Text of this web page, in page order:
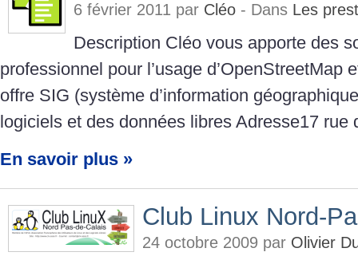
6 février 2011 par Cléo - Dans Les
Description Cléo vous apporte des
professionnel pour l’usage d’OpenStreetMap
offre SIG (système d’information
logiciels et des données libres Adresse17
En savoir plus »
Club Linux Nord-
24 octobre 2009 par Olivier